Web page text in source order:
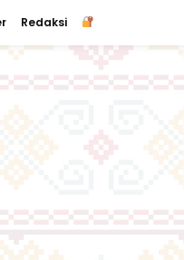
Redaksi